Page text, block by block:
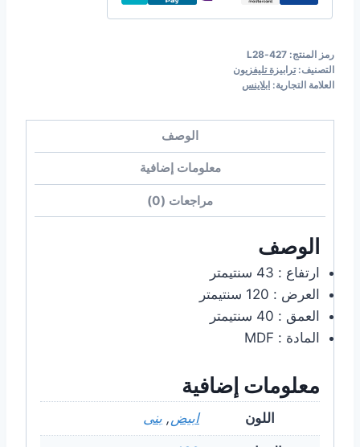
رمز المنتج: 427-L28
التصنيف:ترابيزة تليفزيون
العلامة التجارية: ابلاينس
الوصف
معلومات إضافية
مراجعات (0)
الوصف
ارتفاع : 43 سنتيمتر
العرض : 120 سنتيمتر
العمق : 40 سنتيمتر
المادة : MDF
معلومات إضافية
اللون ابيض, بنى